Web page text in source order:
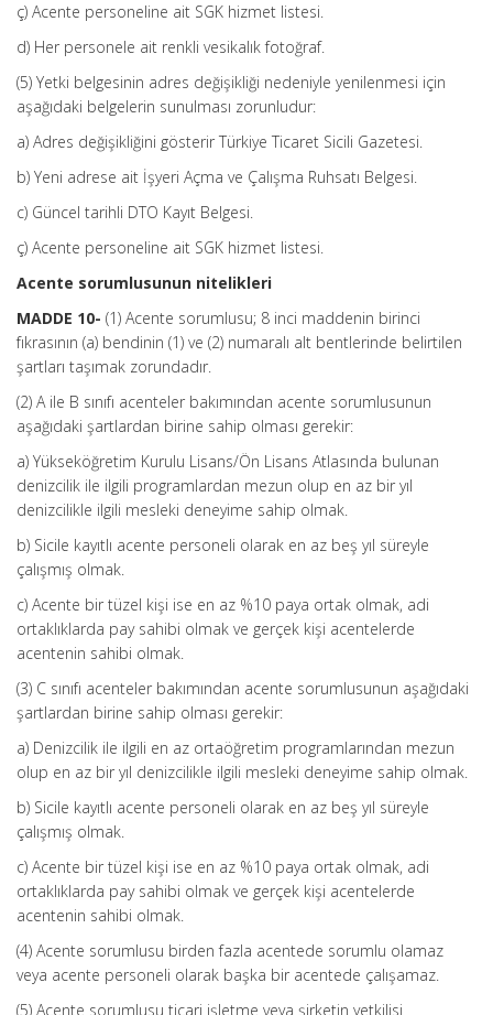
ç) Acente personeline ait SGK hizmet listesi.
d) Her personele ait renkli vesikalık fotoğraf.
(5) Yetki belgesinin adres değişikliği nedeniyle yenilenmesi için
aşağıdaki belgelerin sunulması zorunludur:
a) Adres değişikliğini gösterir Türkiye Ticaret Sicili Gazetesi.
b) Yeni adrese ait İşyeri Açma ve Çalışma Ruhsatı Belgesi.
c) Güncel tarihli DTO Kayıt Belgesi.
ç) Acente personeline ait SGK hizmet listesi.
Acente sorumlusunun nitelikleri
MADDE 10- (1) Acente sorumlusu; 8 inci maddenin birinci
fıkrasının (a) bendinin (1) ve (2) numaralı alt bentlerinde belirtilen
şartları taşımak zorundadır.
(2) A ile B sınıfı acenteler bakımından acente sorumlusunun
aşağıdaki şartlardan birine sahip olması gerekir:
a) Yükseköğretim Kurulu Lisans/Ön Lisans Atlasında bulunan
denizcilik ile ilgili programlardan mezun olup en az bir yıl
denizcilikle ilgili mesleki deneyime sahip olmak.
b) Sicile kayıtlı acente personeli olarak en az beş yıl süreyle
çalışmış olmak.
c) Acente bir tüzel kişi ise en az %10 paya ortak olmak, adi
ortaklıklarda pay sahibi olmak ve gerçek kişi acentelerde
acentenin sahibi olmak.
(3) C sınıfı acenteler bakımından acente sorumlusunun aşağıdaki
şartlardan birine sahip olması gerekir:
a) Denizcilik ile ilgili en az ortaöğretim programlarından mezun
olup en az bir yıl denizcilikle ilgili mesleki deneyime sahip olmak.
b) Sicile kayıtlı acente personeli olarak en az beş yıl süreyle
çalışmış olmak.
c) Acente bir tüzel kişi ise en az %10 paya ortak olmak, adi
ortaklıklarda pay sahibi olmak ve gerçek kişi acentelerde
acentenin sahibi olmak.
(4) Acente sorumlusu birden fazla acentede sorumlu olamaz
veya acente personeli olarak başka bir acentede çalışamaz.
(5) Acente sorumlusu ticari işletme veya şirketin yetkilisi